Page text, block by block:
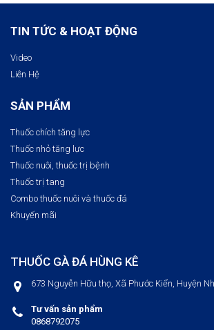
TIN TỨC & HOẠT ĐỘNG
Video
Liên Hệ
SẢN PHẨM
Thuốc chích tăng lực
Thuốc nhỏ tăng lực
Thuốc nuôi, thuốc trị bệnh​
Thuốc trị tang
Combo thuốc nuôi và thuốc đá
Khuyến mãi
THUỐC GÀ ĐÁ HÙNG KÊ
673 Nguyễn Hữu thọ, Xã Phước Kiển, Huyện
Tư vấn sản phẩm
0868792075